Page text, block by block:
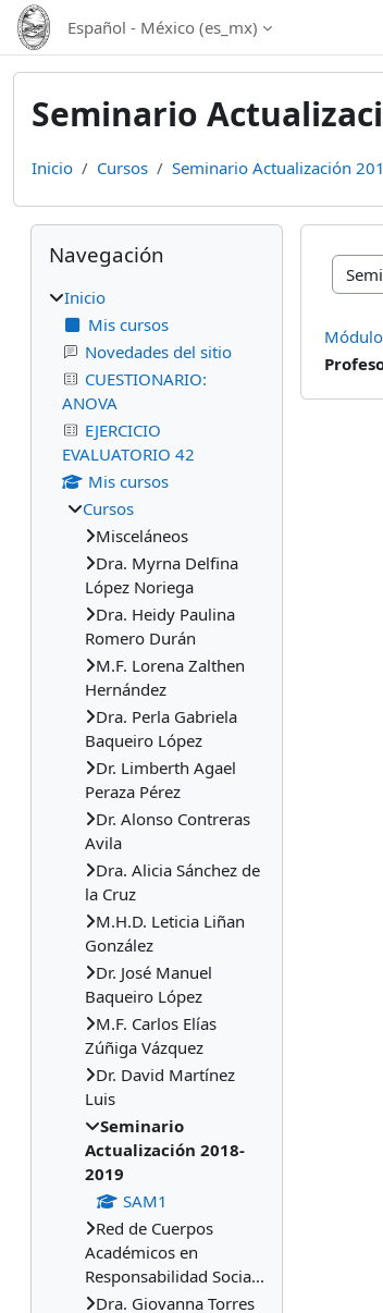
Saltar al contenido principal
Español - México ‎(es_mx)‎
Seminario
Inicio Cursos Seminario Actualización
Bloques
Omitir Navegación
Navegación
Inicio
Mis cursos
Novedades del sitio
CUESTIONARIO:
ANOVA
EJERCICIO
EVALUATORIO 42
Mis cursos
Cursos
Misceláneos
Dra. Myrna Delfina
López Noriega
Dra. Heidy Paulina
Romero Durán
M.F. Lorena Zalthen
Hernández
Dra. Perla Gabriela
Baqueiro López
Dr. Limberth Agael
Peraza Pérez
Dr. Alonso Contreras
Avila
Dra. Alicia Sánchez de
la Cruz
M.H.D. Leticia Liñan
González
Dr. José Manuel
Baqueiro López
M.F. Carlos Elías
Zúñiga Vázquez
Dr. David Martínez
Luis
Seminario
Actualización 2018-
2019
SAM1
Red de Cuerpos
Académicos en
Responsabilidad Socia...
Dra. Giovanna Torres